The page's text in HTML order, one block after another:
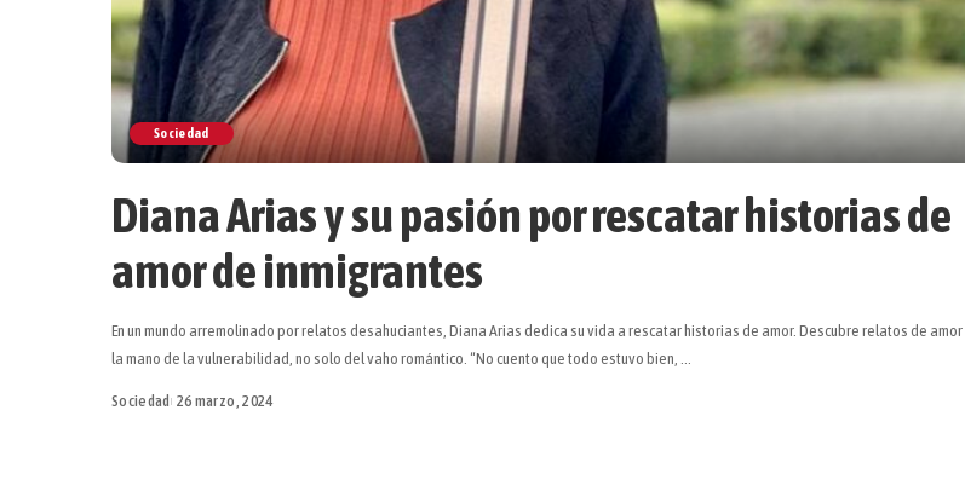
Sociedad
Diana Arias y su pasión por rescatar historias de
amor de inmigrantes
En un mundo arremolinado por relatos desahuciantes, Diana Arias dedica su vida a rescatar historias de amor. Descubre relatos de amor
la mano de la vulnerabilidad, no solo del vaho romántico. “No cuento que todo estuvo bien,
Sociedad 26 marzo, 2024